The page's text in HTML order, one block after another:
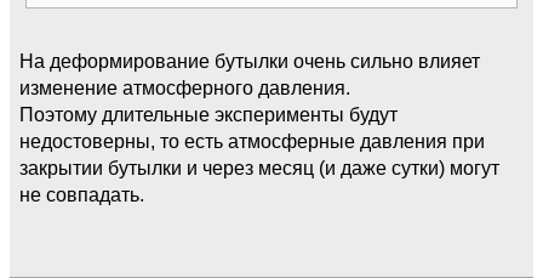
На деформирование бутылки очень сильно влияет
изменение атмосферного давления.
Поэтому длительные эксперименты будут
недостоверны, то есть атмосферные давления при
закрытии бутылки и через месяц (и даже сутки) могут
не совпадать.